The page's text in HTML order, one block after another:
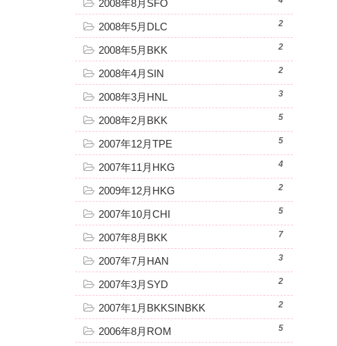
2008年8月SFO
2008年5月DLC 2
2008年5月BKK 2
2008年4月SIN 2
2008年3月HNL 3
2008年2月BKK 5
2007年12月TPE 5
2007年11月HKG 4
2009年12月HKG 2
2007年10月CHI 5
2007年8月BKK 7
2007年7月HAN 3
2007年3月SYD 2
2007年1月BKKSINBKK 2
2006年8月ROM 5